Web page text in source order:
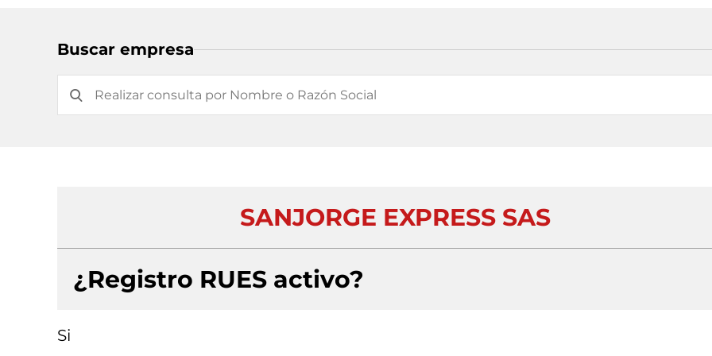
Buscar empresa
SANJORGE EXPRESS SAS
¿Registro RUES activo?
Si